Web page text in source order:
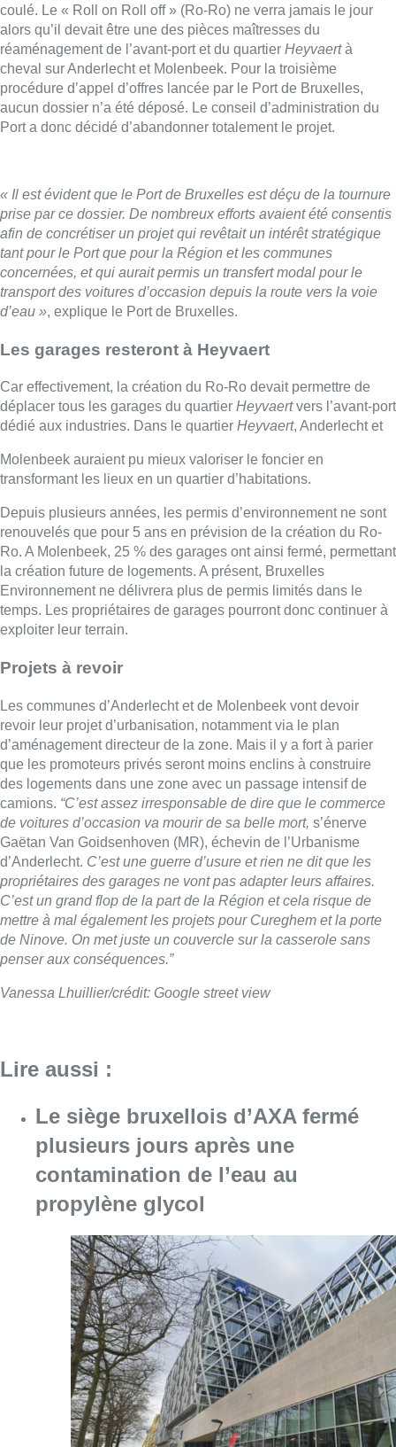
coulé. Le « Roll on Roll off » (Ro-Ro) ne verra jamais le jour
alors qu’il devait être une des pièces maîtresses du
réaménagement de l’avant-port et du quartier Heyvaertà
cheval sur Anderlecht et Molenbeek. Pour la troisième
procédure d’appel d’offres lancée par le Port de Bruxelles,
aucun dossier n’a été déposé. Le conseil d’administration du
Port a donc décidé d’abandonner totalement le projet.
« Il est évident que le Port de Bruxelles est déçu de la tournure
prise par ce dossier. De nombreux efforts avaient été consentis
afin de concrétiser un projet qui revêtait un intérêt stratégique
tant pour le Port que pour la Région et les communes
concernées, et qui aurait permis un transfert modal pour le
transport des voitures d’occasion depuis la route vers la voie
d’eau », explique le Port de Bruxelles.
Les garages resteront à Heyvaert
Car effectivement, la création du Ro-Ro devait permettre de
déplacer tous les garages du quartier Heyvaertvers l’avant-port
dédié aux industries. Dans le quartier Heyvaert, Anderlecht et
Molenbeek auraient pu mieux valoriser le foncier en
transformant les lieux en un quartier d’habitations.
Depuis plusieurs années, les permis d’environnement ne sont
renouvelés que pour 5 ans en prévision de la création du Ro-
Ro. A Molenbeek, 25 % des garages ont ainsi fermé, permettant
la création future de logements. A présent, Bruxelles
Environnement ne délivrera plus de permis limités dans le
temps. Les propriétaires de garages pourront donc continuer à
exploiter leur terrain.
Projets à revoir
Les communes d’Anderlecht et de Molenbeek vont devoir
revoir leur projet d’urbanisation, notamment via le plan
d’aménagement directeur de la zone. Mais il y a fort à parier
que les promoteurs privés seront moins enclins à construire
des logements dans une zone avec un passage intensif de
camions. “C’est assez irresponsable de dire que le commerce
de voitures d’occasion va mourir de sa belle mort, s’énerve
Gaëtan Van Goidsenhoven (MR), échevin de l’Urbanisme
d’Anderlecht. C’est une guerre d’usure et rien ne dit que les
propriétaires des garages ne vont pas adapter leurs affaires.
C’est un grand flop de la part de la Région et cela risque de
mettre à mal également les projets pour Cureghem et la porte
de Ninove. On met juste un couvercle sur la casserole sans
penser aux conséquences.”
Vanessa Lhuillier/crédit: Google street view
Lire aussi :
Le siège bruxellois d’AXA fermé
plusieurs jours après une
contamination de l’eau au
propylène glycol